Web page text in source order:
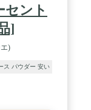
セント
]
)
ス パウダー 安い